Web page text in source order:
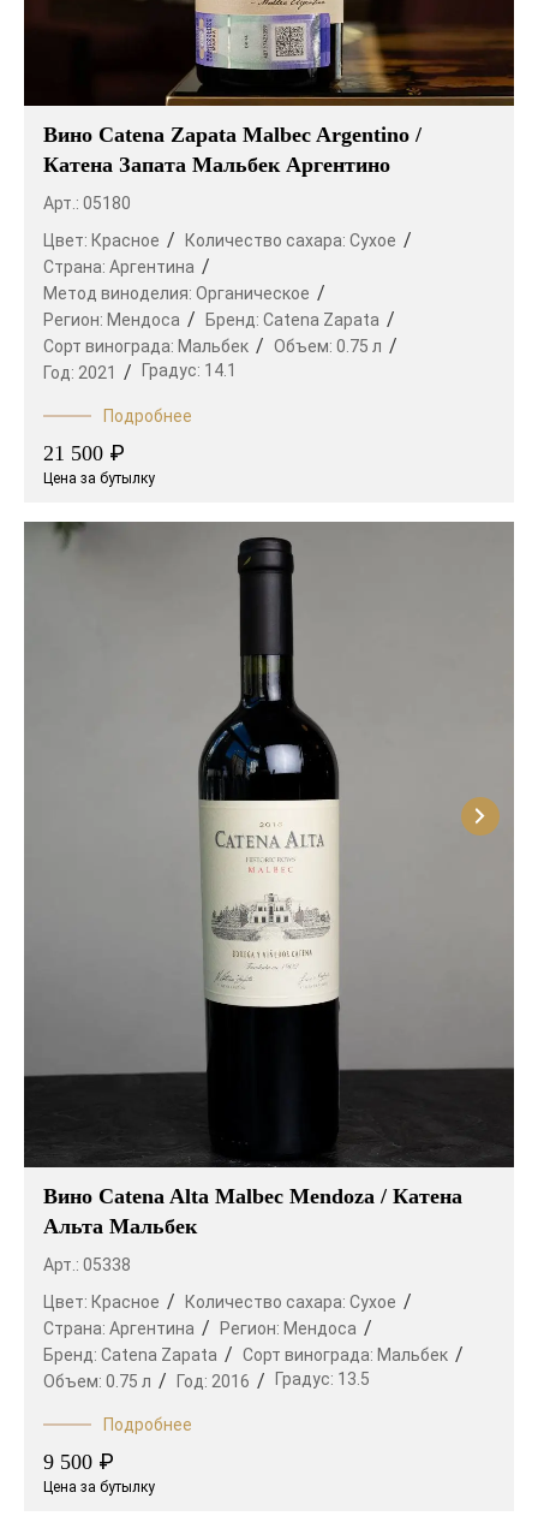
Вино Catena Zapata Malbec Argentino /
Катена Запата Мальбек Аргентино
Арт.: 05180
Цвет: Красное Количество сахара: Сухое
Страна: Аргентина
Метод виноделия: Органическое
Регион: Мендоса Бренд: Catena Zapata
Сорт винограда: Мальбек Объем: 0.75 л
Год: 2021 Градус: 14.1
Подробнее
21 500 ₽
Цена за бутылку
Вино Catena Alta Malbec Mendoza / Катена
Альта Мальбек
Арт.: 05338
Цвет: Красное Количество сахара: Сухое
Страна: Аргентина Регион: Мендоса
Бренд: Catena Zapata Сорт винограда: Мальбек
Объем: 0.75 л Год: 2016 Градус: 13.5
Подробнее
9 500 ₽
Цена за бутылку